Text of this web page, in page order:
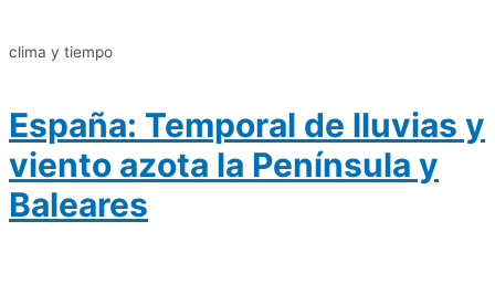
clima y tiempo
España: Temporal de lluvias y
viento azota la Península y
Baleares